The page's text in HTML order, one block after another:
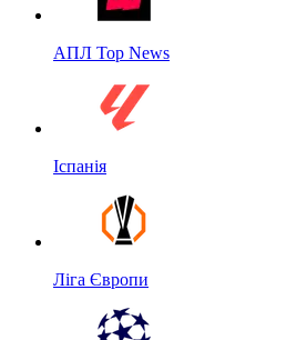
АПЛ Top News
Іспанія
Ліга Європи